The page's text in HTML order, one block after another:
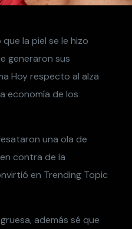
la piel se le hizo
generaron sus
Hoy respecto al alza
economía de los
una ola de
contra de la
en Trending Topic
además sé que